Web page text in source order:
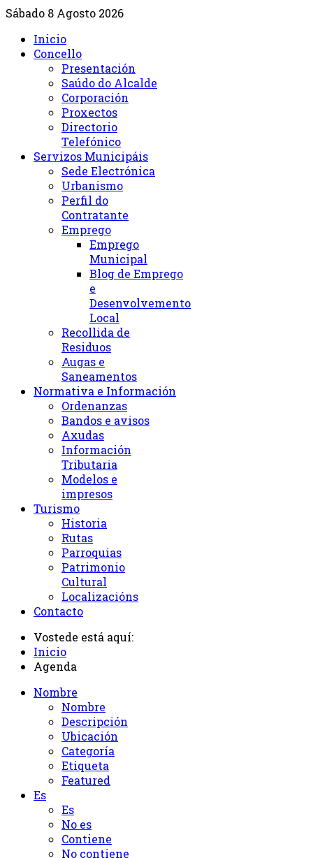
Sábado 8 Agosto 2026
Inicio
Concello
Presentación
Saúdo do Alcalde
Corporación
Proxectos
Directorio
Telefónico
Servizos Municipáis
Sede Electrónica
Urbanismo
Perfil do
Contratante
Emprego
Emprego
Municipal
Blog de Emprego
e
Desenvolvemento
Local
Recollida de
Residuos
Augas e
Saneamentos
Normativa e Información
Ordenanzas
Bandos e avisos
Axudas
Información
Tributaria
Modelos e
impresos
Turismo
Historia
Rutas
Parroquias
Patrimonio
Cultural
Localizacións
Contacto
Vostede está aquí:
Inicio
Agenda
Nombre
Nombre
Descripción
Ubicación
Categoría
Etiqueta
Featured
Es
Es
No es
Contiene
No contiene